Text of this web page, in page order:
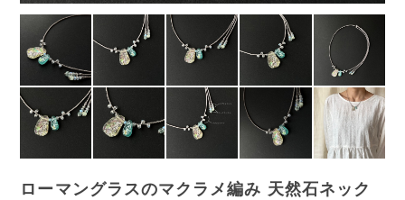
ローマングラスのマクラメ編み 天然石ネック